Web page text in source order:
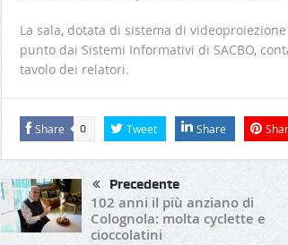
La sala, dotata di sistema di
punto dai Sistemi Informativi di SACBO,
tavolo dei relatori.
Share 0 Tweet Share
Precedente
102 anni il più anziano di
Colognola: molta cyclette e
cioccolatini